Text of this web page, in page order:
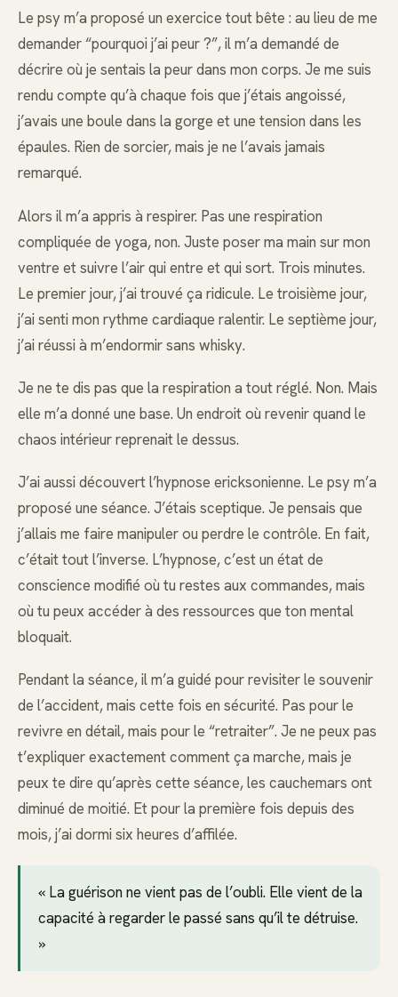
Le psy m’a proposé un exercice tout bête : au lieu de me
demander “pourquoi j’ai peur ?”, il m’a demandé de
décrire où je sentais la peur dans mon corps. Je me suis
rendu compte qu’à chaque fois que j’étais angoissé,
j’avais une boule dans la gorge et une tension dans les
épaules. Rien de sorcier, mais je ne l’avais jamais
remarqué.
Alors il m’a appris à respirer. Pas une respiration
compliquée de yoga, non. Juste poser ma main sur mon
ventre et suivre l’air qui entre et qui sort. Trois minutes.
Le premier jour, j’ai trouvé ça ridicule. Le troisième jour,
j’ai senti mon rythme cardiaque ralentir. Le septième jour,
j’ai réussi à m’endormir sans whisky.
Je ne te dis pas que la respiration a tout réglé. Non. Mais
elle m’a donné une base. Un endroit où revenir quand le
chaos intérieur reprenait le dessus.
J’ai aussi découvert l’hypnose ericksonienne. Le psy m’a
proposé une séance. J’étais sceptique. Je pensais que
j’allais me faire manipuler ou perdre le contrôle. En fait,
c’était tout l’inverse. L’hypnose, c’est un état de
conscience modifié où tu restes aux commandes, mais
où tu peux accéder à des ressources que ton mental
bloquait.
Pendant la séance, il m’a guidé pour revisiter le souvenir
de l’accident, mais cette fois en sécurité. Pas pour le
revivre en détail, mais pour le “retraiter”. Je ne peux pas
t’expliquer exactement comment ça marche, mais je
peux te dire qu’après cette séance, les cauchemars ont
diminué de moitié. Et pour la première fois depuis des
mois, j’ai dormi six heures d’affilée.
« La guérison ne vient pas de l’oubli. Elle vient de la
capacité à regarder le passé sans qu’il te détruise.
»